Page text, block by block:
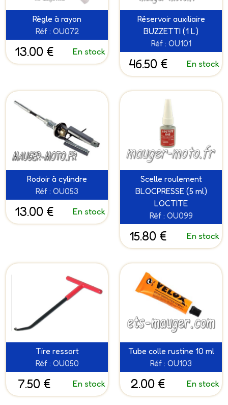
Règle à rayon
Réf : OU072
13.00 € En stock
Réservoir auxiliaire
BUZZETTI (1 L)
Réf : OU101
46.50 € En stock
Rodoir à cylindre
Réf : OU053
13.00 € En stock
Scelle roulement
BLOCPRESSE (5 ml)
LOCTITE
Réf : OU099
15.80 € En stock
Tire ressort
Réf : OU050
7.50 € En stock
Tube colle rustine 10 ml
Réf : OU103
2.00 € En stock